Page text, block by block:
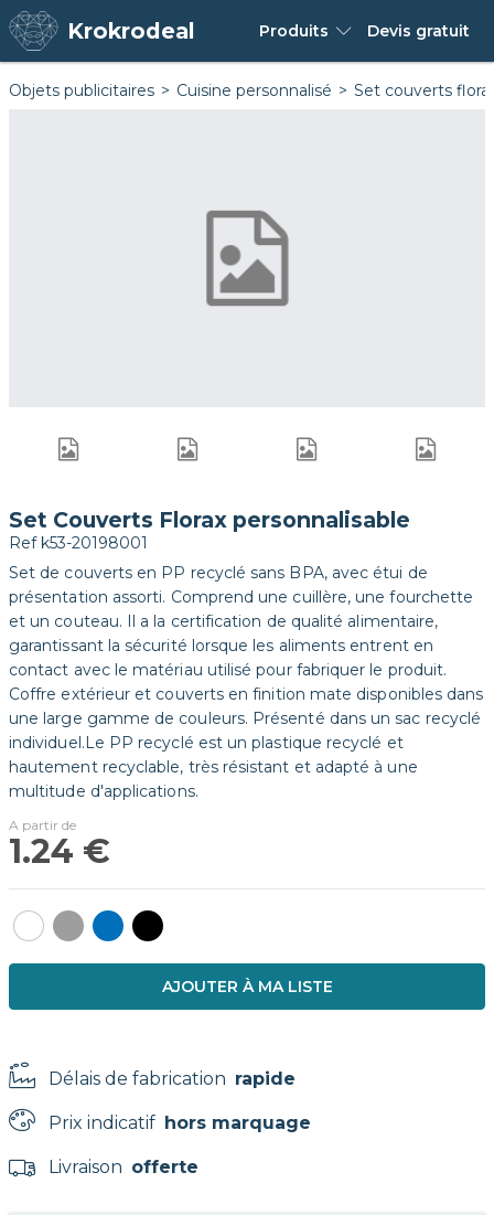
Krokrodeal Produits Devis gratuit
Objets publicitaires Cuisine personnalisé Set couverts
Set Couverts Florax personnalisable
Ref k53-20198001
Set de couverts en PP recyclé sans BPA, avec étui de
présentation assorti. Comprend une cuillère, une fourchette
et un couteau. Il a la certification de qualité alimentaire,
garantissant la sécurité lorsque les aliments entrent en
contact avec le matériau utilisé pour fabriquer le produit.
Coffre extérieur et couverts en finition mate disponibles dans
une large gamme de couleurs. Présenté dans un sac recyclé
individuel.Le PP recyclé est un plastique recyclé et
hautement recyclable, très résistant et adapté à une
multitude d'applications.
1.24 €
AJOUTER À MA LISTE
Délais de fabrication rapide
Prix indicatif hors marquage
Livraison offerte